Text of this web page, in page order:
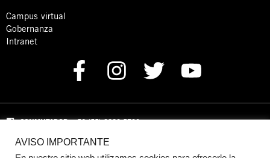
Campus virtual
Gobernanza
Intranet
CONMUTADOR: +52 (55) 8880 5730
Domicilio: Calle Hércules 13,
AVISO IMPORTANTE